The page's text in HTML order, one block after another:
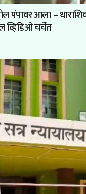
पंपावर आला –
व्हिडिओ चर्चेत